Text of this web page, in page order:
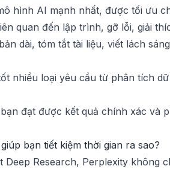
hình AI mạnh nhất, được tối ưu
quan đến lập trình, gỡ lỗi, giải
dài, tóm tắt tài liệu, viết lách
nhiều loại yêu cầu từ phân tích
đạt được kết quả chính xác và
bạn tiết kiệm thời gian ra sao?
Research, Perplexity không